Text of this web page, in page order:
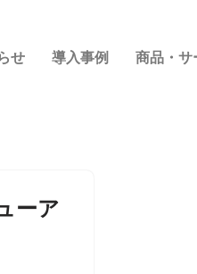
せ 導入事例 商品・サ
ーア